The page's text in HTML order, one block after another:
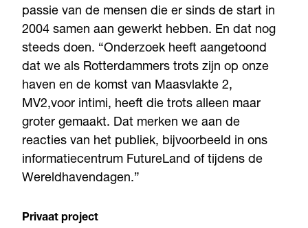
passie van de mensen die er sinds de start in
2004 samen aan gewerkt hebben. En dat nog
steeds doen. “Onderzoek heeft aangetoond
dat we als Rotterdammers trots zijn op onze
haven en de komst van Maasvlakte 2,
MV2,voor intimi, heeft die trots alleen maar
groter gemaakt. Dat merken we aan de
reacties van het publiek, bijvoorbeeld in ons
informatiecentrum FutureLand of tijdens de
Wereldhavendagen.”
Privaat project